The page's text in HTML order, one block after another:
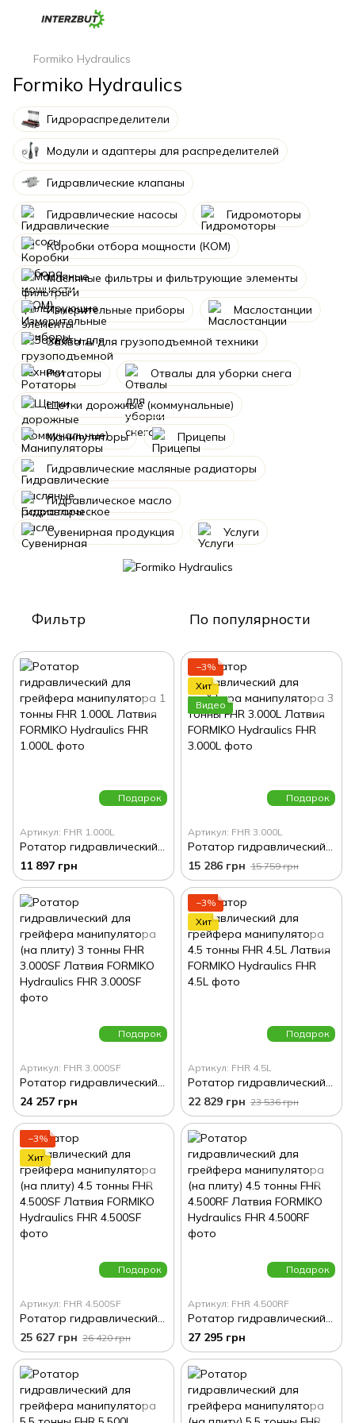
Formiko Hydraulics
Formiko Hydraulics
Гидрораспределители
Модули и адаптеры для распределителей
Гидравлические клапаны
Гидравлические насосы Гидромоторы
Коробки отбора мощности (КОМ)
Масляные фильтры и фильтрующие элементы
Измерительные приборы Маслостанции
Захваты для грузоподъемной техники
Ротаторы Отвалы для уборки снега
Щетки дорожные (коммунальные)
Манипуляторы Прицепы
Гидравлические масляные радиаторы
Гидравлическое масло
Сувенирная продукция Услуги
Фильтр По популярности
Подарок
Артикул: FHR 1.000L
11 897 грн
Подарок
−3%
Хит
Видео
Артикул: FHR 3.000L
15 286 грн 15 759 грн
Подарок
Артикул: FHR 3.000SF
24 257 грн
Подарок
−3%
Хит
Артикул: FHR 4.5L
22 829 грн 23 536 грн
Подарок
−3%
Хит
Артикул: FHR 4.500SF
25 627 грн 26 420 грн
Подарок
Артикул: FHR 4.500RF
27 295 грн